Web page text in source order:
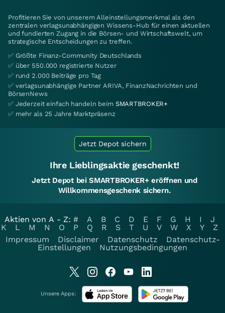
Profitieren Sie von unserem Alleinstellungsmerkmal als den
zentralen verlagsunabhängigen Wissens-Hub für einen aktuellen
und fundierten Zugang in die Börsen- und Wirtschaftswelt, um
strategische Entscheidungen zu treffen.
✅ Größte Finanz-Community Deutschlands
✅ über 550.000 registrierte Nutzer
✅ rund 2.000 Beiträge pro Tag
✅ verlagsunabhängige Partner ARIVA, FinanzNachrichten und
BörsenNews
✅ Jederzeit einfach handeln beim SMARTBROKER+
✅ mehr als 25 Jahre Marktpräsenz
Jetzt Depot sichern
Ihre Lieblingsaktie geschenkt!
Jetzt Depot bei SMARTBROKER+ eröffnen und
Willkommensgeschenk sichern.
Aktien von A - Z: # A B C D E F G H I
J
K
L M N O P Q R S T U V W X Y
Z
Impressum
Disclaimer Datenschutz
Datenschutz-
Einstellungen
Nutzungsbedingungen
Unsere Apps: